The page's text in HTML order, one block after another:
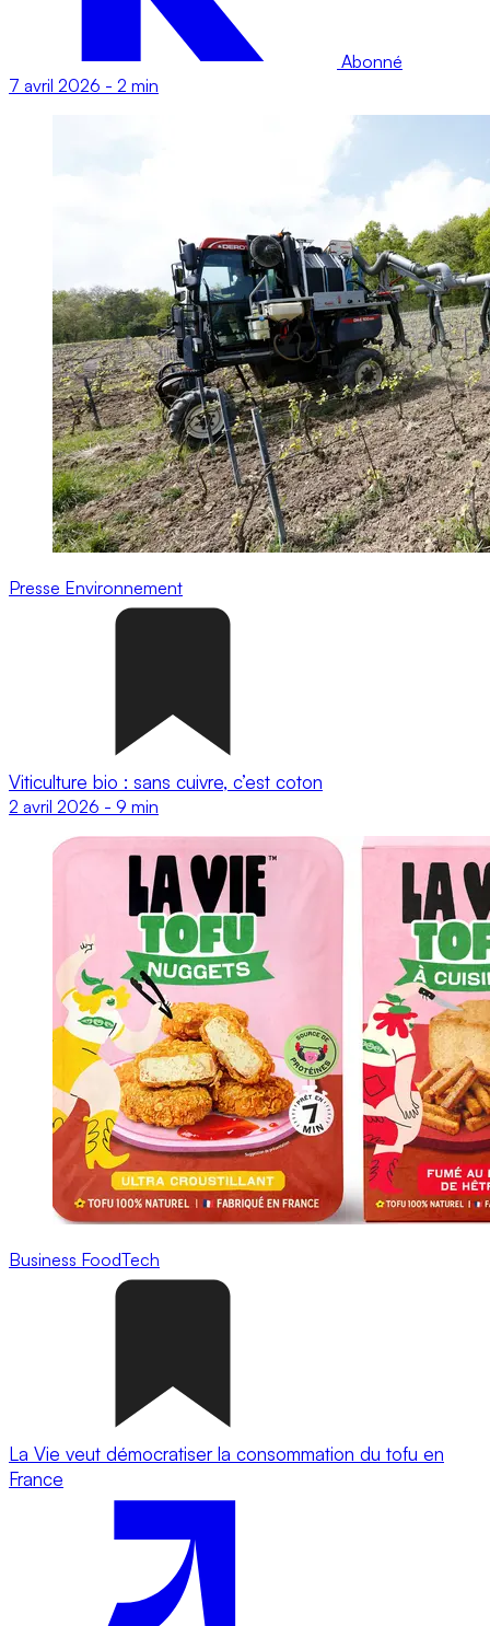
Abonné
7 avril 2026 - 2 min
Presse Environnement
Viticulture bio : sans cuivre, c’est coton
2 avril 2026 - 9 min
Business FoodTech
La Vie veut démocratiser la consommation du tofu en
France